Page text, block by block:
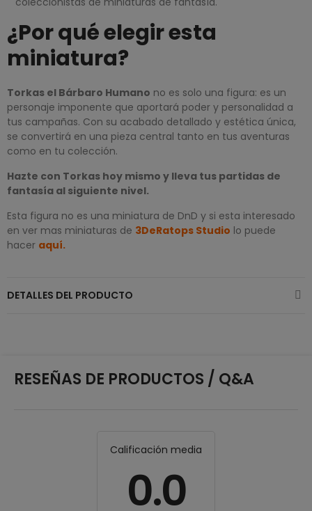
¿Por qué elegir esta
miniatura?
Torkas el Bárbaro Humano no es solo una figura: es un
personaje imponente que aportará poder y personalidad a
tus campañas. Con su acabado detallado y estética única,
se convertirá en una pieza central tanto en tus aventuras
como en tu colección.
Hazte con Torkas hoy mismo y lleva tus partidas de
fantasía al siguiente nivel.
Esta figura no es una miniatura de DnD y si esta interesado
en ver mas miniaturas de 3DeRatops Studio lo puede
hacer aquí.
DETALLES DEL PRODUCTO
RESEÑAS DE PRODUCTOS / Q&A
Calificación media
0.0